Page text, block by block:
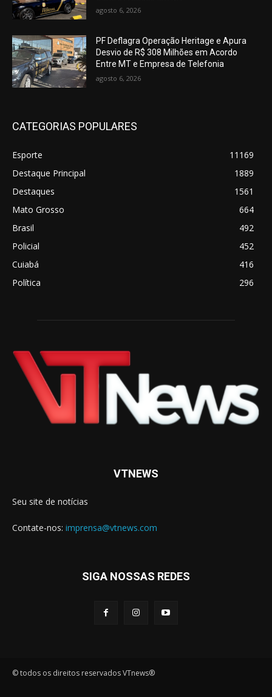
agosto 6, 2026
PF Deflagra Operação Heritage e Apura
Desvio de R$ 308 Milhões em Acordo
Entre MT e Empresa de Telefonia
agosto 6, 2026
CATEGORIAS POPULARES
Esporte
11169
Destaque Principal
1889
Destaques
1561
Mato Grosso
664
Brasil
492
Policial
452
Cuiabá
416
Política
296
VTNEWS
Seu site de notícias
Contate-nos: imprensa@vtnews.com
SIGA NOSSAS REDES
© todos os direitos reservados VTnews®